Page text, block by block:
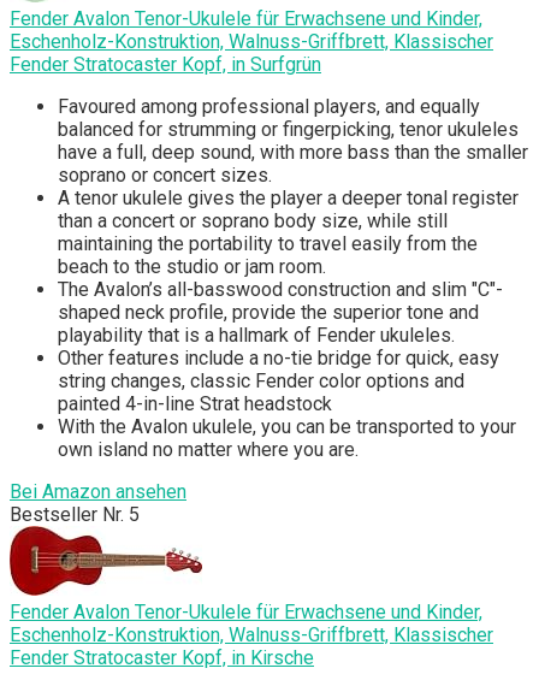
Fender Avalon Tenor-Ukulele für Erwachsene und Kinder,
Eschenholz-Konstruktion, Walnuss-Griffbrett, Klassischer
Fender Stratocaster Kopf, in Surfgrün
Favoured among professional players, and equally
balanced for strumming or fingerpicking, tenor ukuleles
have a full, deep sound, with more bass than the smaller
soprano or concert sizes.
A tenor ukulele gives the player a deeper tonal register
than a concert or soprano body size, while still
maintaining the portability to travel easily from the
beach to the studio or jam room.
The Avalon’s all-basswood construction and slim "C"-
shaped neck profile, provide the superior tone and
playability that is a hallmark of Fender ukuleles.
Other features include a no-tie bridge for quick, easy
string changes, classic Fender color options and
painted 4-in-line Strat headstock
With the Avalon ukulele, you can be transported to your
own island no matter where you are.
Bei Amazon ansehen
Bestseller Nr. 5
Fender Avalon Tenor-Ukulele für Erwachsene und Kinder,
Eschenholz-Konstruktion, Walnuss-Griffbrett, Klassischer
Fender Stratocaster Kopf, in Kirsche